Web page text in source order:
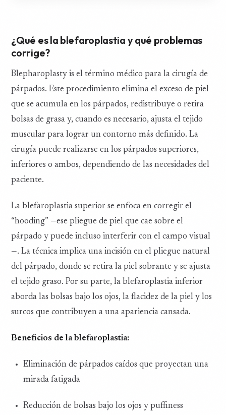
¿Qué es la blefaroplastia y qué problemas
corrige?
Blepharoplasty is el término médico para la cirugía de
párpados. Este procedimiento elimina el exceso de piel
que se acumula en los párpados, redistribuye o retira
bolsas de grasa y, cuando es necesario, ajusta el tejido
muscular para lograr un contorno más definido. La
cirugía puede realizarse en los párpados superiores,
inferiores o ambos, dependiendo de las necesidades del
paciente.
La blefaroplastia superior se enfoca en corregir el
“hooding” —ese pliegue de piel que cae sobre el
párpado y puede incluso interferir con el campo visual
—. La técnica implica una incisión en el pliegue natural
del párpado, donde se retira la piel sobrante y se ajusta
el tejido graso. Por su parte, la blefaroplastia inferior
aborda las bolsas bajo los ojos, la flacidez de la piel y los
surcos que contribuyen a una apariencia cansada.
Beneficios de la blefaroplastia:
Eliminación de párpados caídos que proyectan una
mirada fatigada
Reducción de bolsas bajo los ojos y puffiness